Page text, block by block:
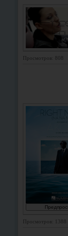
Просмотров: 808
Просмотров: 1388